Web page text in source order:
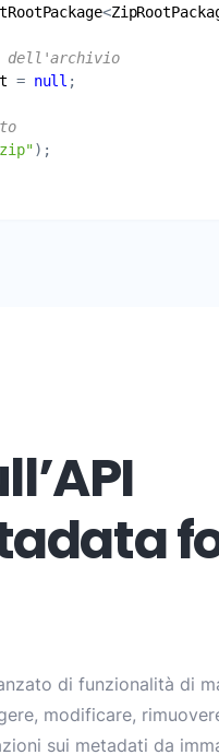
<
dell'archivio
= null
di funzionalità di
modificare,
sui metadati da